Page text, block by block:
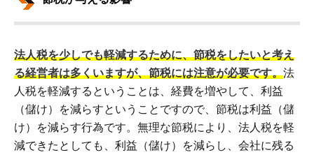
法人税を少しでも軽減するために、節税をしたいと考え
る経営者は多くいますが、節税には注意が必要です。法
人税を軽減するということは、経費を増やして、利益
（儲け）を減らすということですので、節税は利益（儲
け）を減らす行為です。無理な節税により、法人税を軽
減できたとしても、利益（儲け）を減らし、会社に残る